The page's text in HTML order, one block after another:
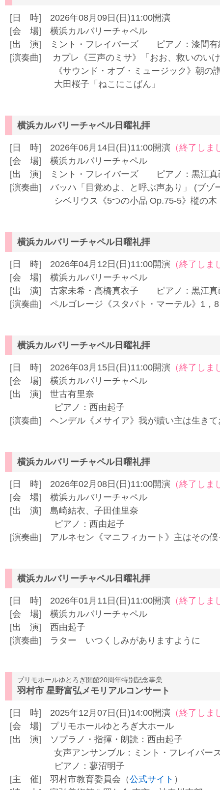
[日 時] 2026年08月09日(日)11:00開演
[会 場] 横浜カルバリーチャペル
[出 演] ミント・フレイバーズ ピアノ：漆間有
[演奏曲] カプレ《三声のミサ》「おお、救いのい
《サウンド・オブ・ミュージック》朝の讃
大田桜子「ねこにこばん」
横浜カルバリーチャペル日曜礼拝
[日 時] 2026年06月14日(日)11:00開演 （終了しま
[会 場] 横浜カルバリーチャペル
[出 演] ミント・フレイバーズ ピアノ：黒江真
[演奏曲] バッハ「目覚めよ、と呼ぶ声あり」 (ブゾ
シベリウス《5つの小品 Op.75-5》樅の木
横浜カルバリーチャペル日曜礼拝
[日 時] 2026年04月12日(日)11:00開演 （終了しま
[会 場] 横浜カルバリーチャペル
[出 演] 古家未希・高橋真衣子 ピアノ：黒江真
[演奏曲] ペルゴレージ《スタバト・マーテル》1，8
横浜カルバリーチャペル日曜礼拝
[日 時] 2026年03月15日(日)11:00開演 （終了しま
[会 場] 横浜カルバリーチャペル
[出 演] 世古有里奈
ピアノ：西由起子
[演奏曲] ヘンデル《メサイア》我が贖い主は生きて
横浜カルバリーチャペル日曜礼拝
[日 時] 2026年02月08日(日)11:00開演 （終了しま
[会 場] 横浜カルバリーチャペル
[出 演] 島崎結衣、子田佳里奈
ピアノ：西由起子
[演奏曲] アルネセン《マニフィカート》主はその僕
横浜カルバリーチャペル日曜礼拝
[日 時] 2026年01月11日(日)11:00開演 （終了しま
[会 場] 横浜カルバリーチャペル
[出 演] 西由起子
[演奏曲] ラター いつくしみがありますように
プリモホールゆとろぎ開館20周年特別記念事業
羽村市 星野富弘メモリアルコンサート
[日 時] 2025年12月07日(日)14:00開演 （終了しま
[会 場] プリモホールゆとろぎ大ホール
[出 演] ソプラノ・指揮・朗読：西由起子
女声アンサンブル：ミント・フレイバー
ピアノ：蓼沼明子
[主 催] 羽村市教育委員会（公式サイト ）